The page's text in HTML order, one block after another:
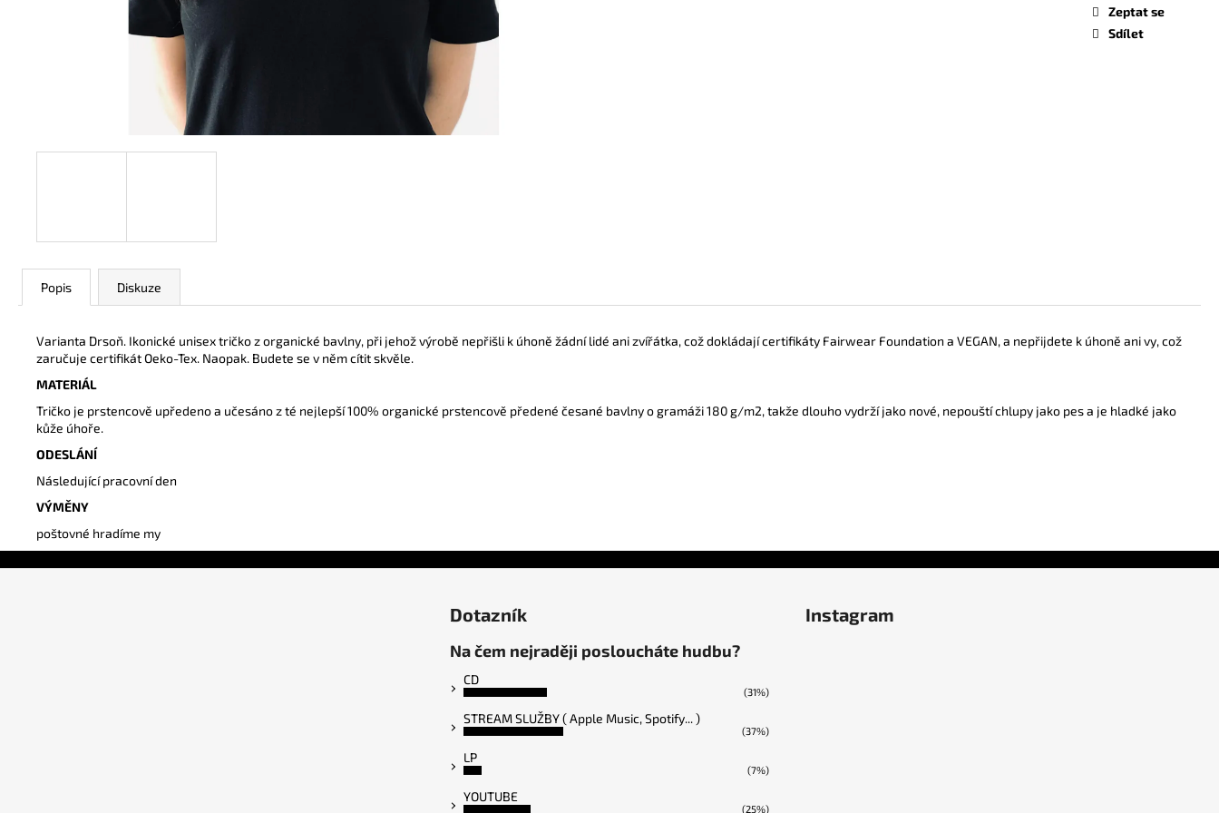
Zeptat se
Sdílet
Popis Diskuze
Varianta Drsoň. Ikonické unisex tričko z organické bavlny, při jehož výrobě nepřišli k úhoně žádní lidé ani zvířátka, což dokládají certifikáty Fairwear Foundation a VEGAN, a nepřijdete k úhoně ani vy, což
zaručuje certifikát Oeko-Tex. Naopak. Budete se v něm cítit skvěle.
MATERIÁL
Tričko je prstencově upředeno a učesáno z té nejlepší 100% organické prstencově předené česané bavlny o gramáži 180 g/m2, takže dlouho vydrží jako nové, nepouští chlupy jako pes a je hladké jako
kůže úhoře.
ODESLÁNÍ
Následující pracovní den
VÝMĚNY
poštovné hradíme my
TRIKO UNISEX BÍLÉ S ČERNÝM LOGEM
290 Kč
TRIKO UNISEX ČERNÉ S BÍLÝM LOGEM
Dotazník
Na čem nejraději posloucháte hudbu?
CD
(31%)
STREAM SLUŽBY ( Apple Music, Spotify... )
(37%)
LP
(7%)
YOUTUBE
(25%)
Instagram